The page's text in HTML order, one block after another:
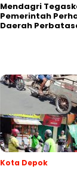
Mendagri
Pemerintah
Daerah
Kota Depok